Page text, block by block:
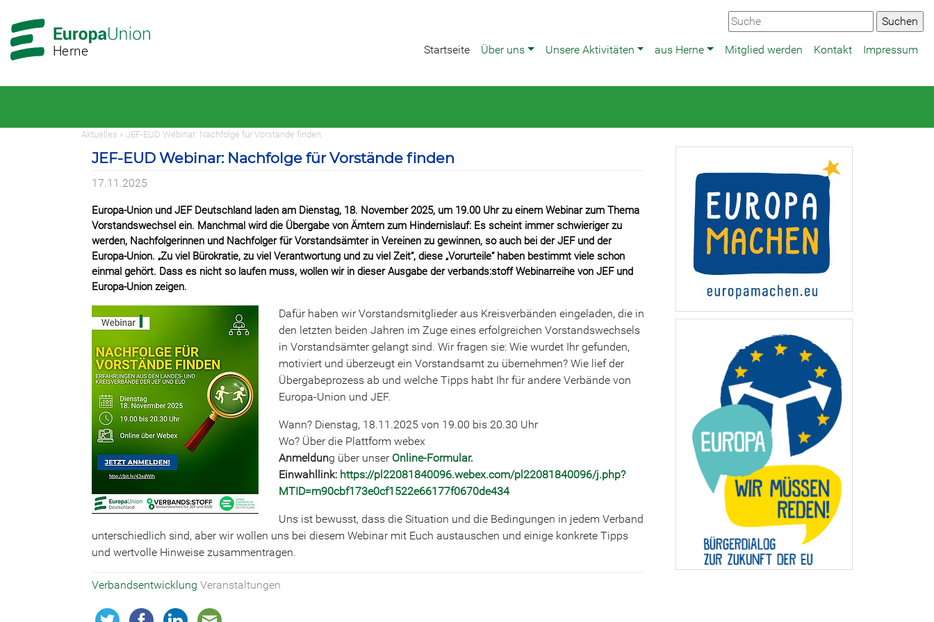
Hauptnavigation
Hauptbereich
Herne Startseite Über uns Unsere Aktivitäten aus Herne Mitglied werden Kontakt Impressum
Aktuelles » JEF-EUD Webinar: Nachfolge für Vorstände finden
JEF-EUD Webinar: Nachfolge für Vorstände finden
17.11.2025
Europa-Union und JEF Deutschland laden am Dienstag, 18. November 2025, um 19.00 Uhr zu einem Webinar zum Thema
Vorstandswechsel ein. Manchmal wird die Übergabe von Ämtern zum Hindernislauf: Es scheint immer schwieriger zu
werden, Nachfolgerinnen und Nachfolger für Vorstandsämter in Vereinen zu gewinnen, so auch bei der JEF und der
Europa-Union. „Zu viel Bürokratie, zu viel Verantwortung und zu viel Zeit“, diese „Vorurteile“ haben bestimmt viele schon
einmal gehört. Dass es nicht so laufen muss, wollen wir in dieser Ausgabe der verbands:stoff Webinarreihe von JEF und
Europa-Union zeigen.
Dafür haben wir Vorstandsmitglieder aus Kreisverbänden eingeladen, die in
den letzten beiden Jahren im Zuge eines erfolgreichen Vorstandswechsels
in Vorstandsämter gelangt sind. Wir fragen sie: Wie wurdet Ihr gefunden,
motiviert und überzeugt ein Vorstandsamt zu übernehmen? Wie lief der
Übergabeprozess ab und welche Tipps habt Ihr für andere Verbände von
Europa-Union und JEF.
Wann? Dienstag, 18.11.2025 von 19.00 bis 20.30 Uhr
Wo? Über die Plattform webex
Anmeldung über unser Online-Formular.
Einwahllink: https://pl22081840096.webex.com/pl22081840096/j.php?
MTID=m90cbf173e0cf1522e66177f0670de434
Uns ist bewusst, dass die Situation und die Bedingungen in jedem Verband
unterschiedlich sind, aber wir wollen uns bei diesem Webinar mit Euch austauschen und einige konkrete Tipps
und wertvolle Hinweise zusammentragen.
Verbandsentwicklung Veranstaltungen